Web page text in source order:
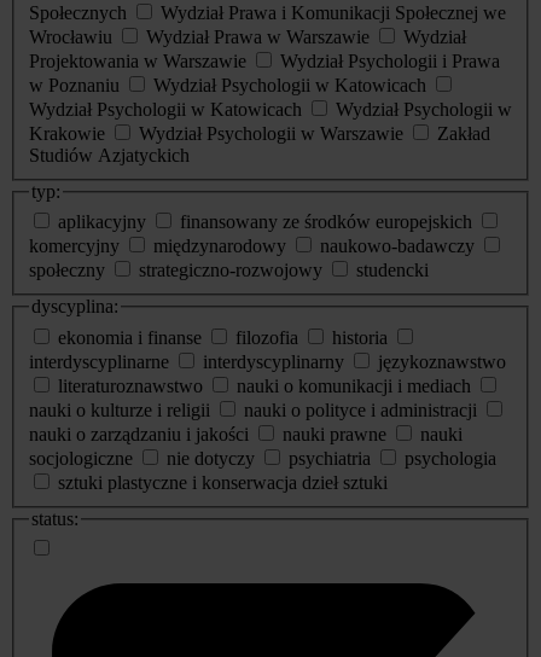
Społecznych
Wydział Prawa i Komunikacji Społecznej we
Wrocławiu
Wydział Prawa w Warszawie
Wydział
Projektowania w Warszawie
Wydział Psychologii i Prawa
w Poznaniu
Wydział Psychologii w Katowicach
Wydział Psychologii w Katowicach
Wydział Psychologii w
Krakowie
Wydział Psychologii w Warszawie
Zakład
Studiów Azjatyckich
typ:
aplikacyjny
finansowany ze środków europejskich
komercyjny
międzynarodowy
naukowo-badawczy
społeczny
strategiczno-rozwojowy
studencki
dyscyplina:
ekonomia i finanse
filozofia
historia
interdyscyplinarne
interdyscyplinarny
językoznawstwo
literaturoznawstwo
nauki o komunikacji i mediach
nauki o kulturze i religii
nauki o polityce i administracji
nauki o zarządzaniu i jakości
nauki prawne
nauki
socjologiczne
nie dotyczy psychiatria
psychologia
sztuki plastyczne i konserwacja dzieł sztuki
status: